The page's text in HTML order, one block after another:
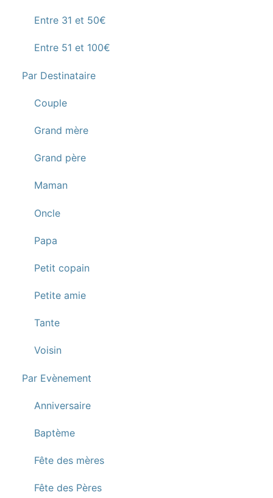
Entre 31 et 50€
Entre 51 et 100€
Par Destinataire
Couple
Grand mère
Grand père
Maman
Oncle
Papa
Petit copain
Petite amie
Tante
Voisin
Par Evènement
Anniversaire
Baptème
Fête des mères
Fête des Pères